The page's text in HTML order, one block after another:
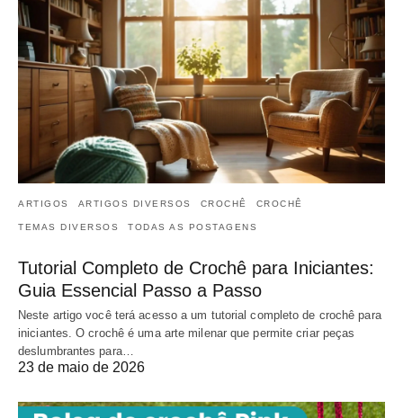
ARTIGOS ARTIGOS DIVERSOS CROCHÊ CROCHÊ
TEMAS DIVERSOS TODAS AS POSTAGENS
Tutorial Completo de Crochê para Iniciantes:
Guia Essencial Passo a Passo
Neste artigo você terá acesso a um tutorial completo de crochê para
iniciantes. O crochê é uma arte milenar que permite criar peças
deslumbrantes para…
23 de maio de 2026